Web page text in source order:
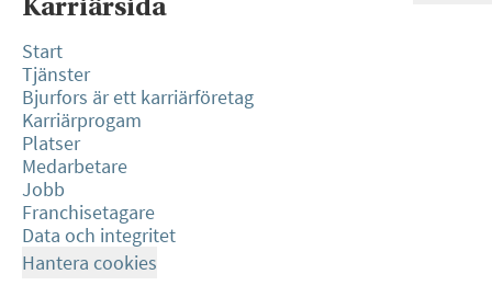
Start
Tjänster
Bjurfors är ett karriärföretag
Karriärprogam
Platser
Medarbetare
Jobb
Franchisetagare
Data och integritet
Hantera cookies